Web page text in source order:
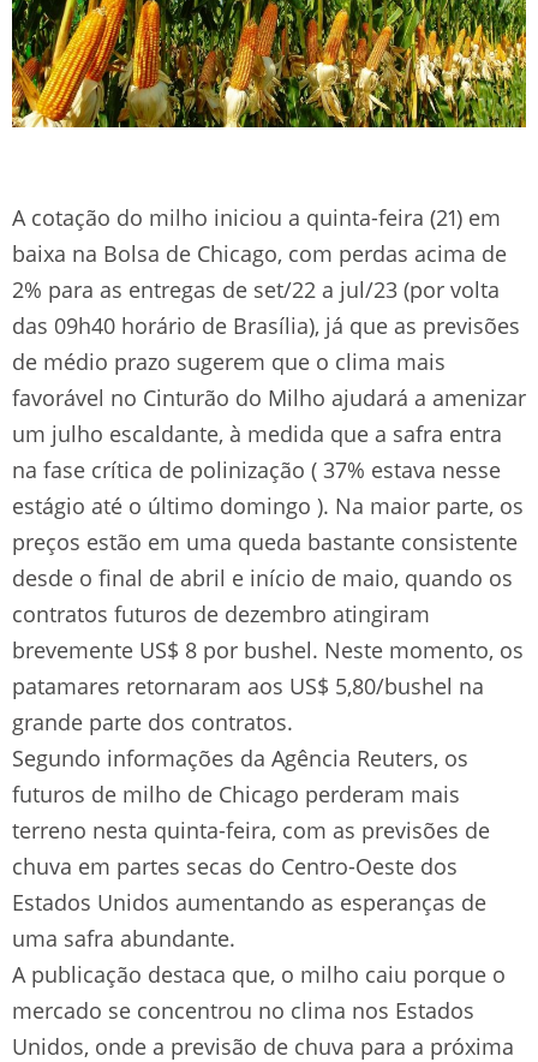
A cotação do milho iniciou a quinta-feira (21) em
baixa na Bolsa de Chicago, com perdas acima de
2% para as entregas de set/22 a jul/23 (por volta
das 09h40 horário de Brasília), já que as previsões
de médio prazo sugerem que o clima mais
favorável no Cinturão do Milho ajudará a amenizar
um julho escaldante, à medida que a safra entra
na fase crítica de polinização ( 37% estava nesse
estágio até o último domingo ). Na maior parte, os
preços estão em uma queda bastante consistente
desde o final de abril e início de maio, quando os
contratos futuros de dezembro atingiram
brevemente US$ 8 por bushel. Neste momento, os
patamares retornaram aos US$ 5,80/bushel na
grande parte dos contratos.
Segundo informações da Agência Reuters, os
futuros de milho de Chicago perderam mais
terreno nesta quinta-feira, com as previsões de
chuva em partes secas do Centro-Oeste dos
Estados Unidos aumentando as esperanças de
uma safra abundante.
A publicação destaca que, o milho caiu porque o
mercado se concentrou no clima nos Estados
Unidos, onde a previsão de chuva para a próxima